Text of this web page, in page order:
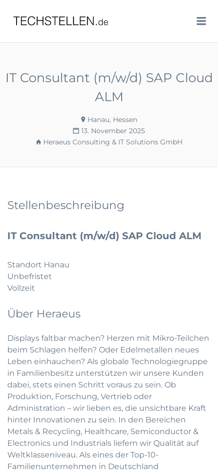
TECHSTELLEN.DE
IT Consultant (m/w/d) SAP Cloud
ALM
Hanau, Hessen
13. November 2025
Heraeus Consulting & IT Solutions GmbH
Stellenbeschreibung
IT Consultant (m/w/d) SAP Cloud ALM
Standort Hanau
Unbefristet
Vollzeit
Über Heraeus
Displays faltbar machen? Herzen mit Mikro-Teilchen
beim Schlagen helfen? Oder Edelmetallen neues
Leben einhauchen? Als globale Technologiegruppe
in Familienbesitz unterstützen wir unsere Kunden
dabei, stets einen Schritt voraus zu sein. Ob
Produktion, Forschung, Vertrieb oder
Administration – wir lieben es, die unsichtbare Kraft
hinter Innovationen zu sein. In den Bereichen
Metals & Recycling, Healthcare, Semiconductor &
Electronics und Industrials liefern wir Qualität auf
Weltklasseniveau. Als eines der Top-10-
Familienunternehmen in Deutschland